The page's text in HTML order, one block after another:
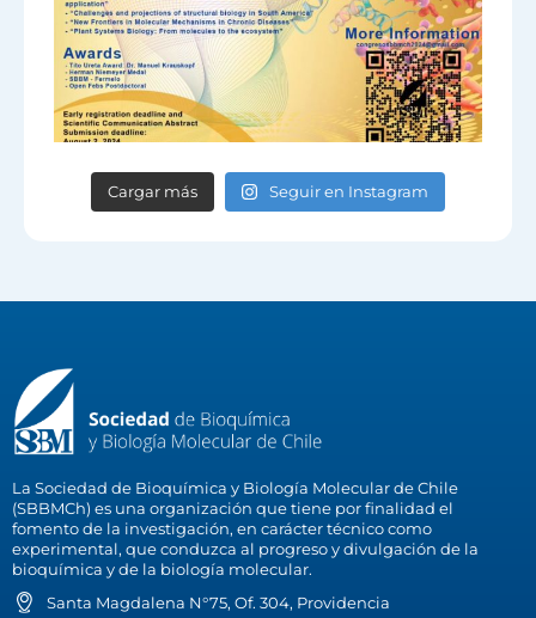
Cargar más Seguir en Instagram
La Sociedad de Bioquímica y Biología Molecular de Chile
(SBBMCh) es una organización que tiene por finalidad el
fomento de la investigación, en carácter técnico como
experimental, que conduzca al progreso y divulgación de la
bioquímica y de la biología molecular.
Santa Magdalena N°75, Of. 304, Providencia